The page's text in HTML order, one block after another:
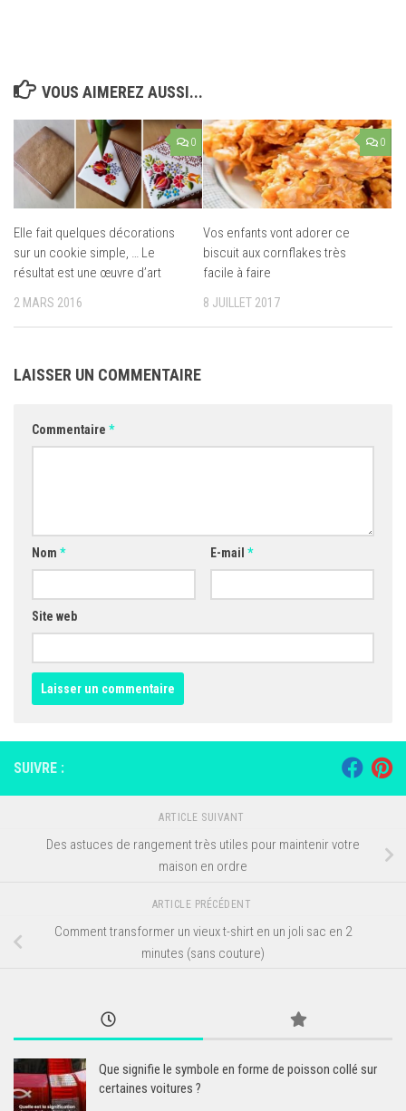
VOUS AIMEREZ AUSSI...
0
Elle fait quelques décorations
sur un cookie simple, … Le
résultat est une œuvre d’art
2 MARS 2016
0
Vos enfants vont adorer ce
biscuit aux cornflakes très
facile à faire
8 JUILLET 2017
LAISSER UN COMMENTAIRE
Commentaire *
Nom * E-mail *
Site web
SUIVRE :
ARTICLE SUIVANT
Des astuces de rangement très utiles pour maintenir votre
maison en ordre
ARTICLE PRÉCÉDENT
Comment transformer un vieux t-shirt en un joli sac en 2
minutes (sans couture)
Que signifie le symbole en forme de poisson collé sur
certaines voitures ?